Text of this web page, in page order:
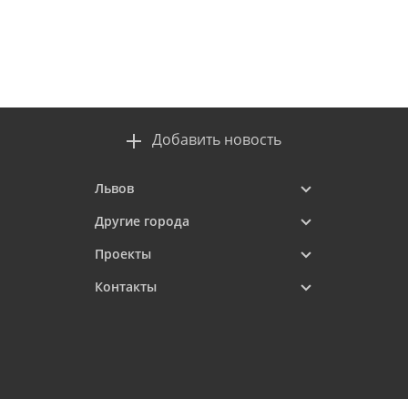
Добавить новость
Львов
Другие города
Проекты
Контакты